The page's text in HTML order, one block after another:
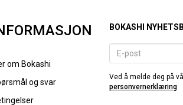
om Bokashi
og svar
BOKASHI
Ved å melde deg på
personvernerklæring